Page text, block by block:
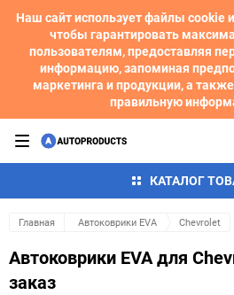
Наш сайт использует файлы cookie
чтобы гарантировать
пользователям, предоставляя
информацию, запоминая
маркетинга и продукции, а
правильную
КАТАЛОГ
Главная Автоковрики EVA Chevrolet
Автоковрики EVA для
заказ